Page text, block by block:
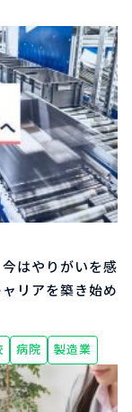
はやりがいを感
リアを築き始め
病院 製造業